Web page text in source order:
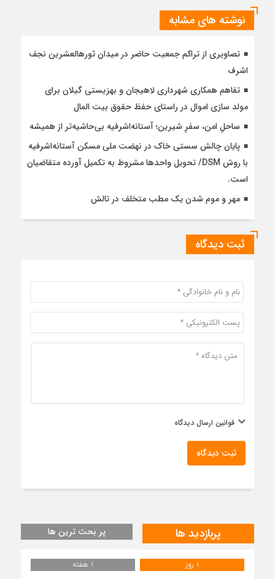
نوشته های مشابه
تصاویری از تراکم جمعیت حاضر در میدان ثورهالعشرین نجف
اشرف
تفاهم همکاری شهرداری لاهیجان و بهزیستی گیلان برای
مولد سازی اموال در راستای حفظ حقوق بیت المال
ساحلِ امن، سفرِ شیرین؛ آستانه‌اشرفیه بی‌حاشیه‌تر از همیشه
پایان چالش سستی خاک در نهضت ملی مسکن آستانه‌اشرفیه
با روش DSM/ تحویل واحدها مشروط به تکمیل آورده متقاضیان
است.
مهر و موم شدن یک مطب متخلف در تالش
ثبت دیدگاه
قوانین ارسال دیدگاه
ثبت دیدگاه
پربازدید ها پر بحث ترین ها
1 روز 1 هفته